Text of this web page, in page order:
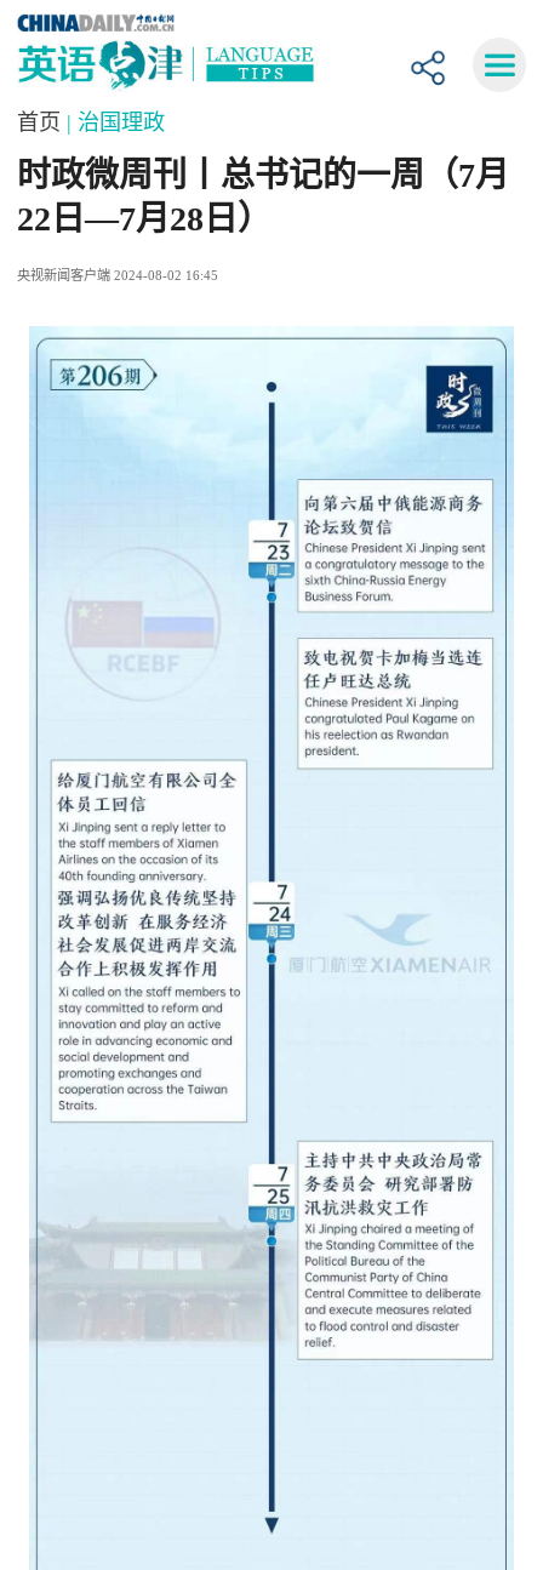
首页 | 治国理政
时政微周刊丨总书记的一周（7月
22日—7月28日）
央视新闻客户端 2024-08-02 16:45